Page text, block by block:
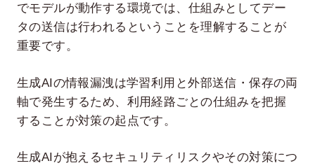
でモデルが動作する環境では、仕組みとしてデー
タの送信は行われるということを理解することが
重要です。
生成AIの情報漏洩は学習利用と外部送信・保存の両
軸で発生するため、利用経路ごとの仕組みを把握
することが対策の起点です。
生成AIが抱えるセキュリティリスクやその対策につ